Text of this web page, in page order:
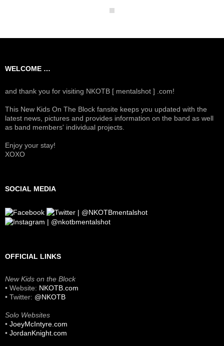
WELCOME …
and thank you for visiting NKOTB [ mentalshot ] .com!
This New Kids On The Block fansite keeps you updated with the
latest news, pictures and provides information on the band as well
as band members' individual projects.
Enjoy your stay!
XOXO
SOCIAL MEDIA
OFFICIAL LINKS
New Kids on the Block
• Website: NKOTB.com
• Twitter: @NKOTB
Solo Websites
• JoeyMcIntyre.com
• JordanKnight.com